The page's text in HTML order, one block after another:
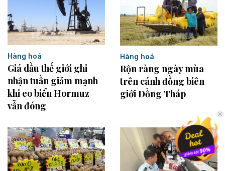
Hàng hoá
Giá dầu thế giới ghi
nhận tuần giảm mạnh
khi eo biển Hormuz
vẫn đóng
Hàng hoá
Rộn ràng ngày mùa
trên cánh đồng biên
giới Đồng Tháp